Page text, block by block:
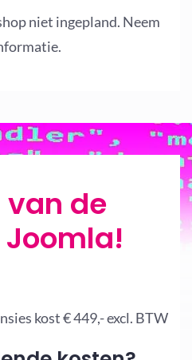
niet ingepland. Neem
van de
kost € 449,- excl. BTW